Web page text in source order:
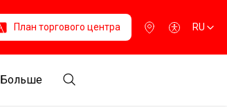
План торгового центра RU
Больше